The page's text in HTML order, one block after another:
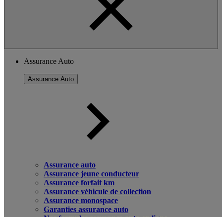
Assurance Auto
Assurance Auto
Assurance auto
Assurance jeune conducteur
Assurance forfait km
Assurance véhicule de collection
Assurance monospace
Garanties assurance auto